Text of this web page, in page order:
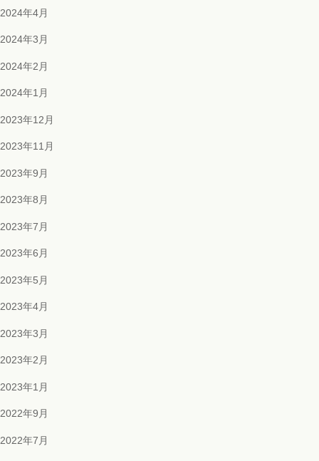
2024年4月
2024年3月
2024年2月
2024年1月
2023年12月
2023年11月
2023年9月
2023年8月
2023年7月
2023年6月
2023年5月
2023年4月
2023年3月
2023年2月
2023年1月
2022年9月
2022年7月